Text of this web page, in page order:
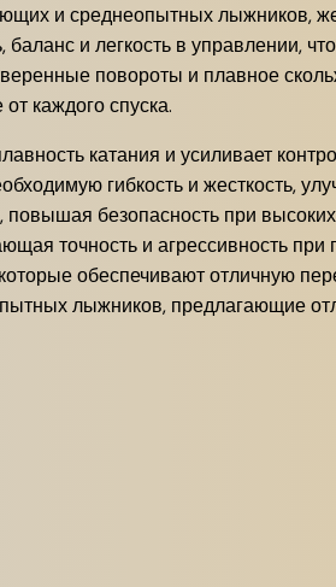
и среднеопытных лыжников,
и легкость в управлении,
повороты и плавное
каждого спуска.
катания и усиливает
гибкость и жесткость,
безопасность при высоких
точность и агрессивность
обеспечивают отличную
лыжников, предлагающие